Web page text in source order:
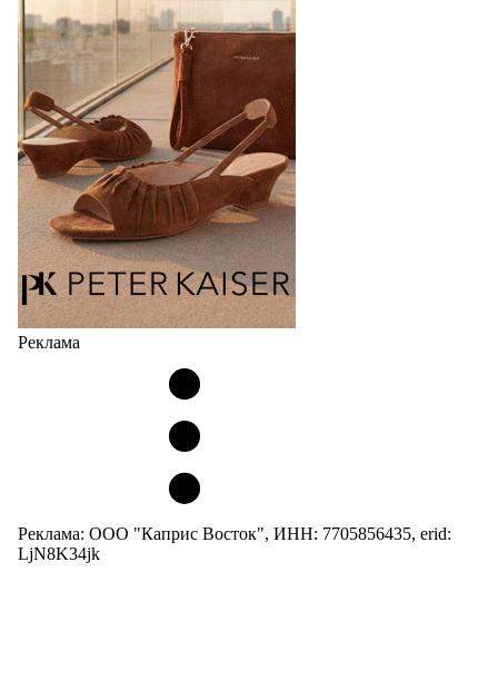
Реклама
Реклама: ООО "Каприс Восток", ИНН: 7705856435, erid:
LjN8K34jk